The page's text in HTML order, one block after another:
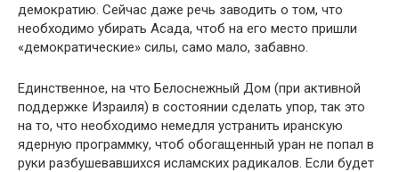
демократию. Сейчас даже речь заводить о том, что
необходимо убирать Асада, чтоб на его место пришли
«демократические» силы, само мало, забавно.
Единственное, на что Белоснежный Дом (при активной
поддержке Израиля) в состоянии сделать упор, так это
на то, что необходимо немедля устранить иранскую
ядерную программку, чтоб обогащенный уран не попал в
руки разбушевавшихся исламских радикалов. Если будет